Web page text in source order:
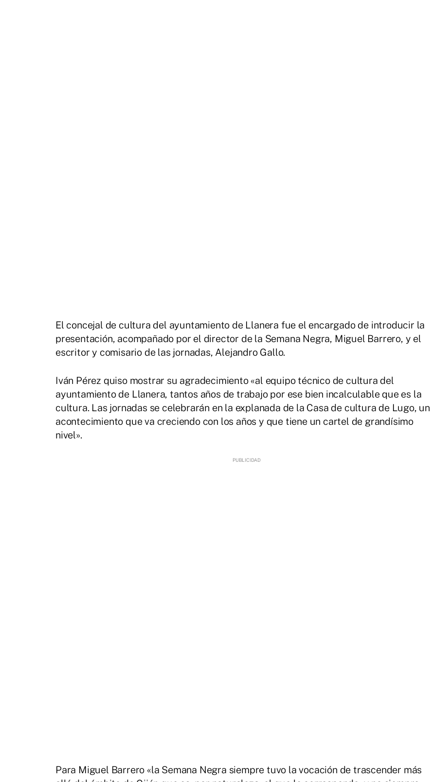
El concejal de cultura del ayuntamiento de Llanera fue el encargado de introducir la
presentación, acompañado por el director de la Semana Negra, Miguel Barrero, y el
escritor y comisario de las jornadas, Alejandro Gallo.
Iván Pérez quiso mostrar su agradecimiento «al equipo técnico de cultura del
ayuntamiento de Llanera, tantos años de trabajo por ese bien incalculable que es la
cultura. Las jornadas se celebrarán en la explanada de la Casa de cultura de Lugo, un
acontecimiento que va creciendo con los años y que tiene un cartel de grandísimo
nivel».
Para Miguel Barrero «la Semana Negra siempre tuvo la vocación de trascender más